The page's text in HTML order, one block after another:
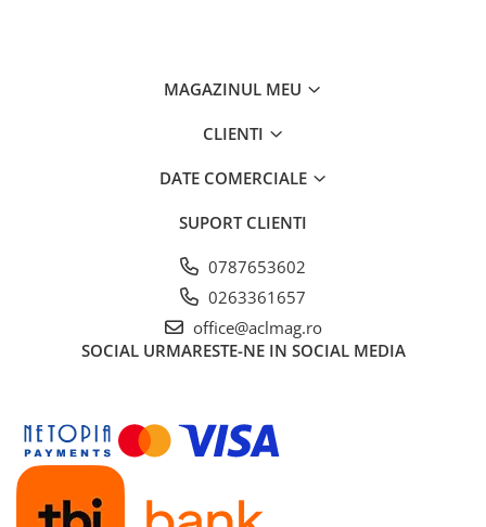
MAGAZINUL MEU
CLIENTI
DATE COMERCIALE
SUPORT CLIENTI
0787653602
0263361657
office@aclmag.ro
SOCIAL URMARESTE-NE IN SOCIAL MEDIA